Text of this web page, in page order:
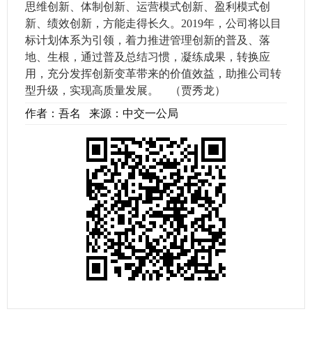
思维创新、体制创新、运营模式创新、盈利模式创
新、绩效创新，方能走得长久。2019年，公司将以目
标计划体系为引领，着力推进管理创新的普及、落
地、生根，通过普及总结习惯，凝练成果，转换应
用，充分发挥创新变革带来的价值效益，助推公司转
型升级，实现高质量发展。 （贾秀龙）
作者：吾名 来源：中交一公局